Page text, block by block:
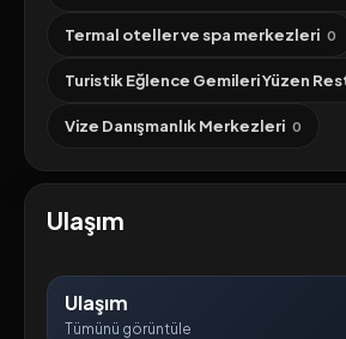
Termal oteller ve spa merkezleri 0
Turistik Eğlence Gemileri Yüzen
Vize Danışmanlık Merkezleri 0
Ulaşım
Ulaşım
Tümünü görüntüle